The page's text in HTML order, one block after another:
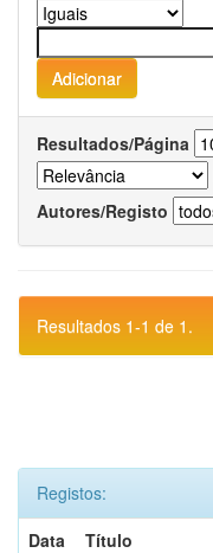
Resultados/Página
Autores/Registo
Resultados 1-1 de 1.
Registos:
Data
Título